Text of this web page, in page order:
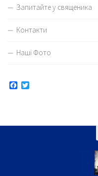
Запитайте у священика
Контакти
Наші Фото
Facebook